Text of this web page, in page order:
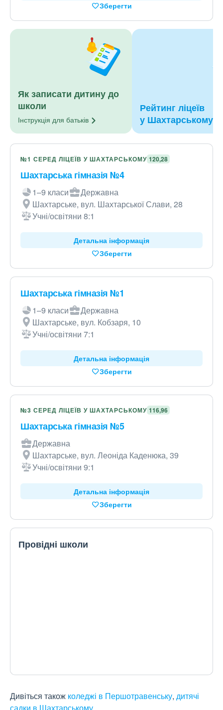
Зберегти
Як записати дитину до
школи
Інструкція для батьків
Рейтинг ліцеїв
у Шахтарському
№1 СЕРЕД ЛІЦЕЇВ У ШАХТАРСЬКОМУ 120,28
Шахтарська гімназія №4
1–9 класи
Державна
Шахтарське, вул. Шахтарської Слави, 28
Учні/освітяни 8:1
Детальна інформація
Зберегти
Шахтарська гімназія №1
1–9 класи
Державна
Шахтарське, вул. Кобзаря, 10
Учні/освітяни 7:1
Детальна інформація
Зберегти
№3 СЕРЕД ЛІЦЕЇВ У ШАХТАРСЬКОМУ 116,96
Шахтарська гімназія №5
Державна
Шахтарське, вул. Леоніда Каденюка, 39
Учні/освітяни 9:1
Детальна інформація
Зберегти
Провідні школи
Дивіться також коледжі в Першотравенську, дитячі